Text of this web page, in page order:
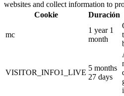
websites and collect information to
Cookie
Duración
mc
1 year 1
month
VISITOR_INFO1_LIVE
5 months
27 days